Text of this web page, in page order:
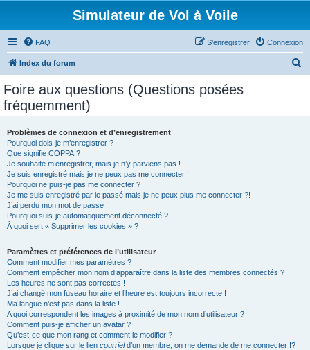
Simulateur de Vol à Voile
FAQ Connexion
S’enregistrer
Index du forum
Foire aux questions (Questions posées
fréquemment)
Problèmes de connexion et d’enregistrement
Pourquoi dois-je m’enregistrer ?
Que signifie COPPA ?
Je souhaite m’enregistrer, mais je n’y parviens pas !
Je suis enregistré mais je ne peux pas me connecter !
Pourquoi ne puis-je pas me connecter ?
Je me suis enregistré par le passé mais je ne peux plus me connecter ?!
J’ai perdu mon mot de passe !
Pourquoi suis-je automatiquement déconnecté ?
À quoi sert « Supprimer les cookies » ?
Paramètres et préférences de l’utilisateur
Comment modifier mes paramètres ?
Comment empêcher mon nom d’apparaître dans la liste des membres connectés ?
Les heures ne sont pas correctes !
J’ai changé mon fuseau horaire et l’heure est toujours incorrecte !
Ma langue n’est pas dans la liste !
A quoi correspondent les images à proximité de mon nom d’utilisateur ?
Comment puis-je afficher un avatar ?
Qu’est-ce que mon rang et comment le modifier ?
Lorsque je clique sur le lien courrield’un membre, on me demande de me connecter !?